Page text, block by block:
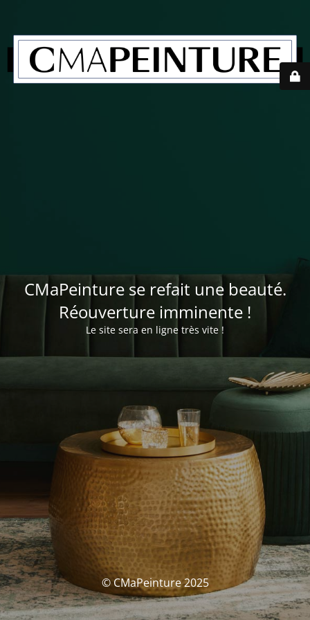
CMaPeinture se refait une beauté.
Réouverture imminente !
Le site sera en ligne très vite !
© CMaPeinture 2025